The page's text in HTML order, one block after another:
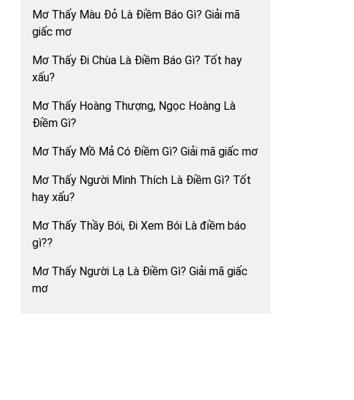
Mơ Thấy Màu Đỏ Là Điềm Báo Gì? Giải mã
giấc mơ
Mơ Thấy Đi Chùa Là Điềm Báo Gì? Tốt hay
xấu?
Mơ Thấy Hoàng Thượng, Ngọc Hoàng Là
Điềm Gì?
Mơ Thấy Mồ Mả Có Điềm Gì? Giải mã giấc mơ
Mơ Thấy Người Mình Thích Là Điềm Gì? Tốt
hay xấu?
Mơ Thấy Thầy Bói, Đi Xem Bói Là điềm báo
gì??
Mơ Thấy Người Lạ Là Điềm Gì? Giải mã giấc
mơ